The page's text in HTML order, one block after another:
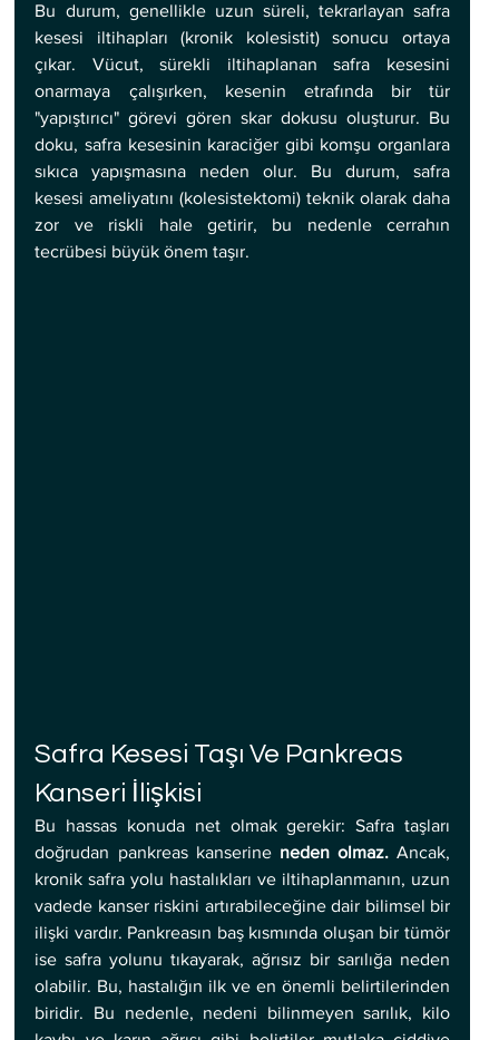
Bu durum, genellikle uzun süreli, tekrarlayan safra
kesesi iltihapları (kronik kolesistit) sonucu ortaya
çıkar. Vücut, sürekli iltihaplanan safra kesesini
onarmaya çalışırken, kesenin etrafında bir tür
"yapıştırıcı" görevi gören skar dokusu oluşturur. Bu
doku, safra kesesinin karaciğer gibi komşu organlara
sıkıca yapışmasına neden olur. Bu durum, safra
kesesi ameliyatını (kolesistektomi) teknik olarak daha
zor ve riskli hale getirir, bu nedenle cerrahın
tecrübesi büyük önem taşır.
Safra Kesesi Taşı Ve Pankreas
Kanseri İlişkisi
Bu hassas konuda net olmak gerekir: Safra taşları
doğrudan pankreas kanserine neden olmaz. Ancak,
kronik safra yolu hastalıkları ve iltihaplanmanın, uzun
vadede kanser riskini artırabileceğine dair bilimsel bir
ilişki vardır. Pankreasın baş kısmında oluşan bir tümör
ise safra yolunu tıkayarak, ağrısız bir sarılığa neden
olabilir. Bu, hastalığın ilk ve en önemli belirtilerinden
biridir. Bu nedenle, nedeni bilinmeyen sarılık, kilo